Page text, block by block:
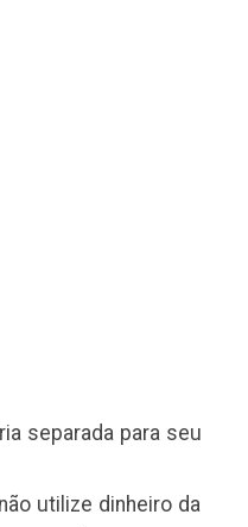
separada para seu
utilize dinheiro da